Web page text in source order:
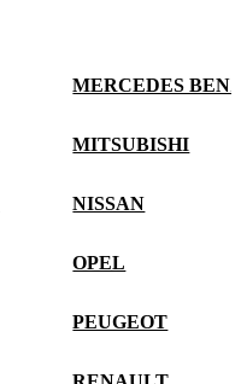
MERCEDES
MITSUBISHI
NISSAN
OPEL
PEUGEOT